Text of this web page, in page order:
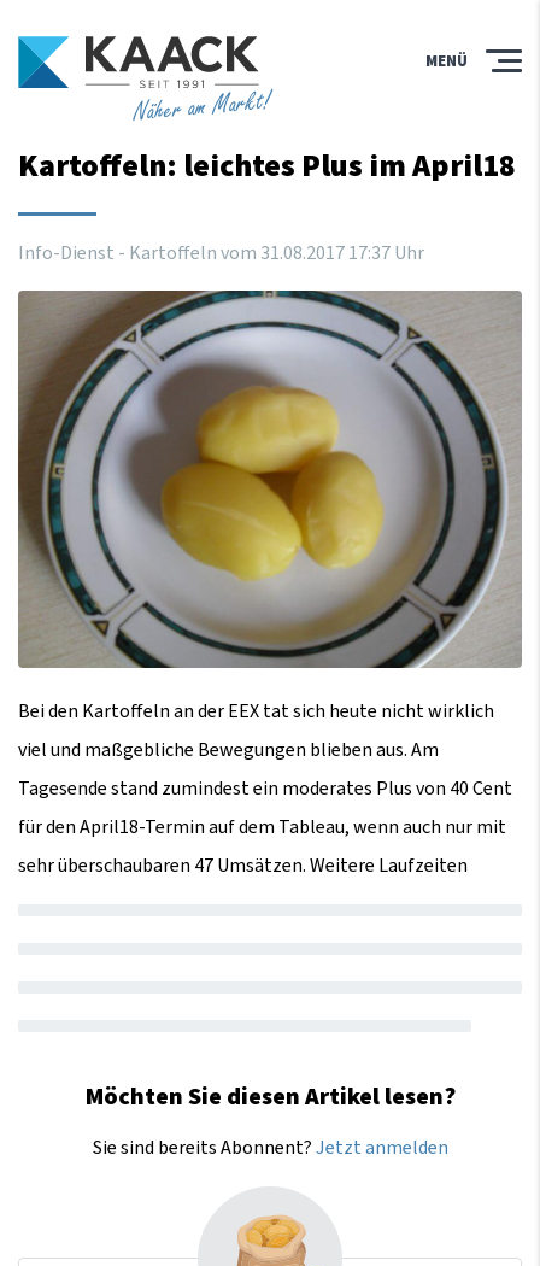
Näher am Markt!
MENÜ
Kartoffeln: leichtes Plus im April18
Info-Dienst - Kartoffeln vom 31.08.201717:37Uhr
Bei den Kartoffeln an der EEX tat sich heute nicht wirklich
viel und maßgebliche Bewegungen blieben aus. Am
Tagesende stand zumindest ein moderates Plus von 40 Cent
für den April18-Termin auf dem Tableau, wenn auch nur mit
sehr überschaubaren 47 Umsätzen. Weitere Laufzeiten
Möchten Sie diesen Artikel lesen?
Sie sind bereits Abonnent?Jetzt anmelden